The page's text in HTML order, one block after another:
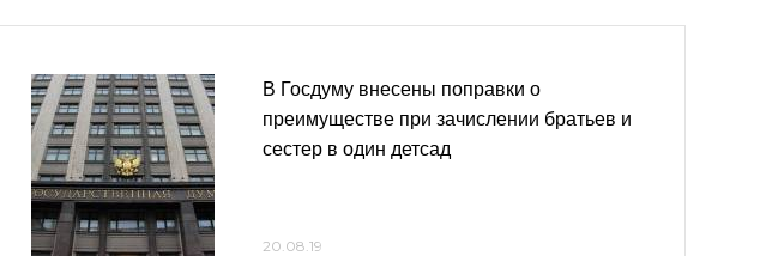
В Госдуму внесены поправки о
преимуществе при зачислении братьев и
сестер в один детсад
20.08.19